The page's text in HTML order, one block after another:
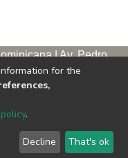
| Av. Pedro
Antigua sede,
de Guzmán, D. N.,
221-9111 Exts.: 3653 y
a. m. – 5:00 p. m.
for the
.
Decline That's ok